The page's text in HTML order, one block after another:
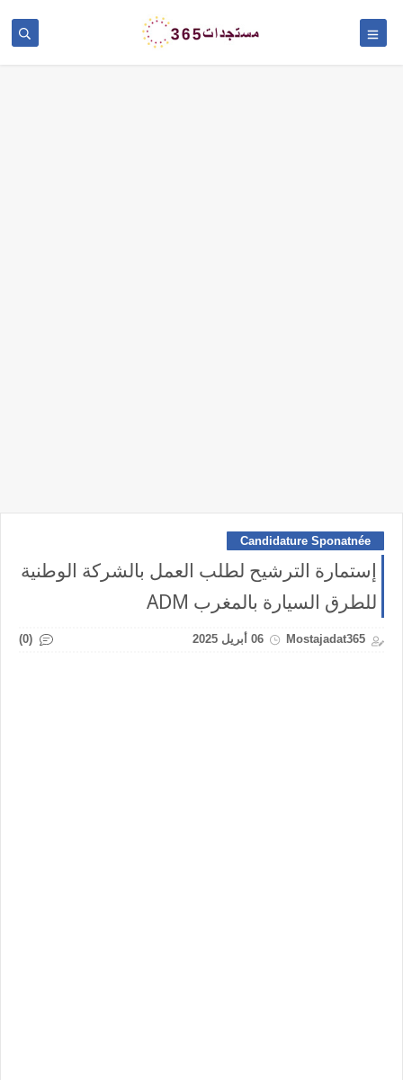
Candidature Sponatnée
إستمارة الترشيح لطلب العمل بالشركة الوطنية
للطرق السيارة بالمغرب ADM
Mostajadat365 06 أبريل 2025 (0)